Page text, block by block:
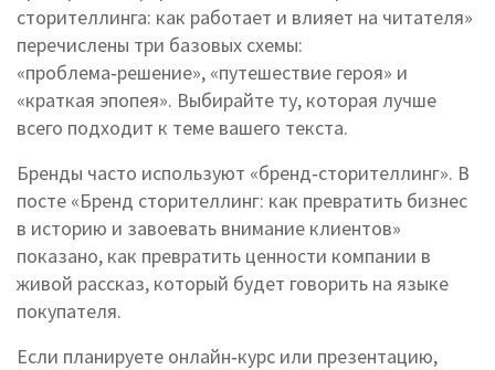
сторителлинга: как работает и влияет на читателя»
перечислены три базовых схемы:
«проблема‑решение», «путешествие героя» и
«краткая эпопея». Выбирайте ту, которая лучше
всего подходит к теме вашего текста.
Бренды часто используют «бренд‑сторителлинг». В
посте «Бренд сторителлинг: как превратить бизнес
в историю и завоевать внимание клиентов»
показано, как превратить ценности компании в
живой рассказ, который будет говорить на языке
покупателя.
Если планируете онлайн‑курс или презентацию,